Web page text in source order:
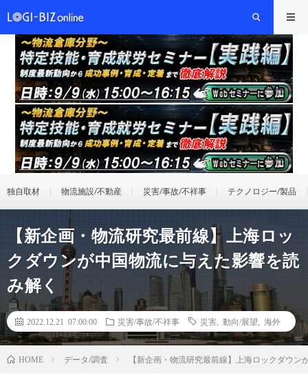
独自取材 物流施設/不動産 災害/事故/不祥事 テクノロジー/製品
【新企画・物流研究最前線】上海ロッ
クダウンが中国物流に与えた影響を読
み解く
2022.12.21 07:00:00 災害/事故/不祥事 災害 動向/展望 海外
HOME データ/調査 【新企画・物流研究最前線】上海ロックダウ